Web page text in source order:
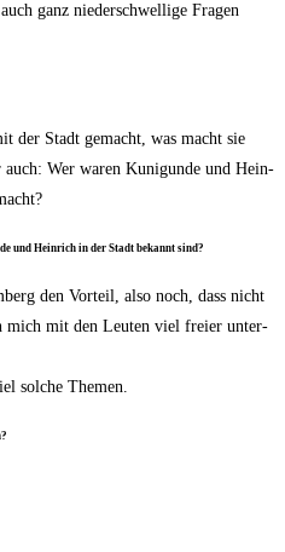
ganz nie­der­schwel­li­ge Fra­gen
der Stadt gemacht, was macht sie
Wer waren Kuni­gun­de und Hein­
und Hein­rich in der Stadt bekannt sind?
den Vor­teil, also noch, dass nicht
mich mit den Leu­ten viel frei­er unter­
sol­che Themen.